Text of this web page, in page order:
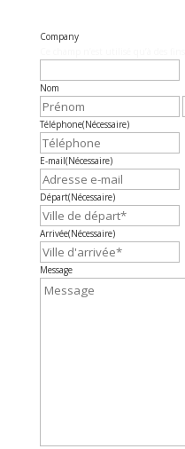
Company
Nom
Téléphone(Nécessaire)
E-mail(Nécessaire)
Départ(Nécessaire)
Arrivée(Nécessaire)
Message